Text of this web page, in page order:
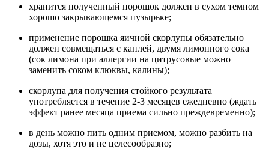
хранится полученный порошок должен в сухом темном
хорошо закрывающемся пузырьке;
применение порошка яичной скорлупы обязательно
должен совмещаться с каплей, двумя лимонного сока
(сок лимона при аллергии на цитрусовые можно
заменить соком клюквы, калины);
скорлупа для получения стойкого результата
употребляется в течение 2-3 месяцев ежедневно (ждать
эффект ранее месяца приема сильно преждевременно);
в день можно пить одним приемом, можно разбить на
дозы, хотя это и не целесообразно;